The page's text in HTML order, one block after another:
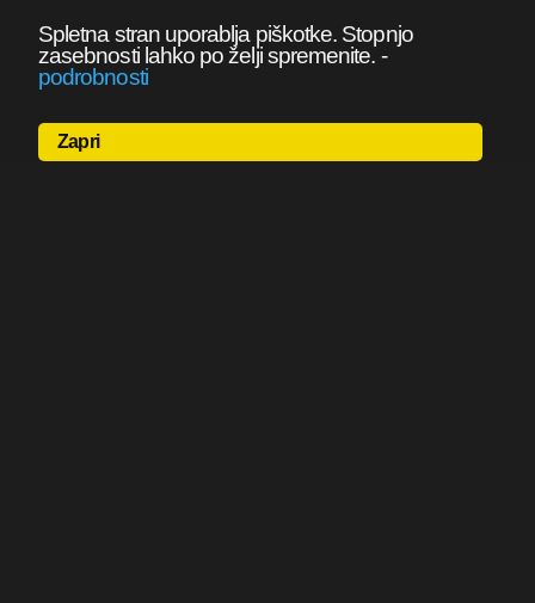
Spletna stran uporablja piškotke. Stopnjo
zasebnosti lahko po želji spremenite. -
podrobnosti
Zapri